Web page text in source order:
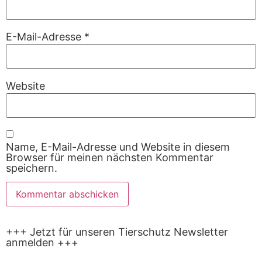
E-Mail-Adresse *
Website
Name, E-Mail-Adresse und Website in diesem
Browser für meinen nächsten Kommentar
speichern.
+++ Jetzt für unseren Tierschutz Newsletter
anmelden +++